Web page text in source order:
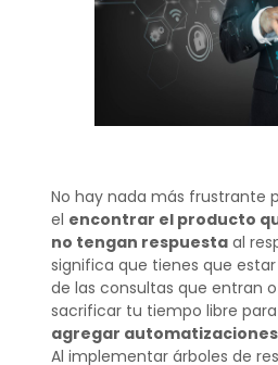
No hay nada más frustrante
el encontrar el producto
no tengan respuestaal
significa que tienes que
de las consultas que entran
sacrificar tu tiempo libre
agregar
Al implementar árboles de